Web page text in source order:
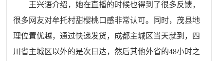
王兴语介绍，她在直播的时候也得到了很多反馈，
很多网友对牟托村甜樱桃口感非常认可。同时，茂县地
理位置优越，通过快递发货，成都主城区当天就到，四
川省主城区以外的是次日达，然后其他外省的48小时之